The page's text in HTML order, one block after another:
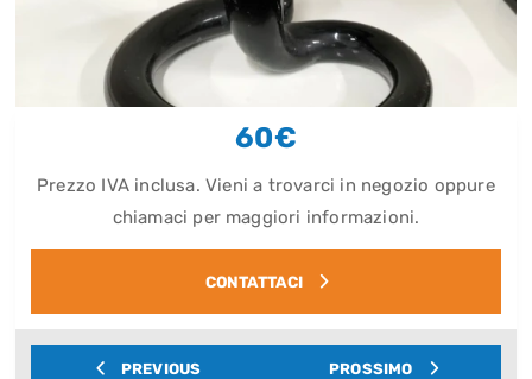
60€
Prezzo IVA inclusa. Vieni a trovarci in negozio oppure
chiamaci per maggiori informazioni.
CONTATTACI
PREVIOUS PROSSIMO